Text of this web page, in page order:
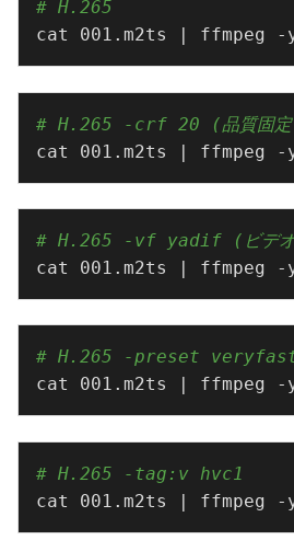
# H.265
cat 001.m2ts | ffmpeg
# H.265 -crf 20 (品質固定
cat 001.m2ts | ffmpeg
# H.265 -vf yadif (ビデオフ
cat 001.m2ts | ffmpeg
# H.265 -preset veryfast
cat 001.m2ts | ffmpeg
# H.265 -tag:v hvc1
cat 001.m2ts | ffmpeg